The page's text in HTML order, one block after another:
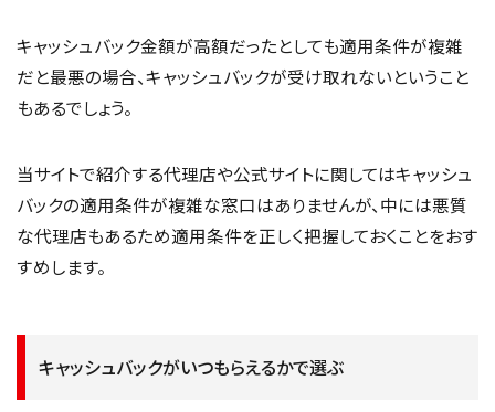
キャッシュバック金額が高額だったとしても適用条件が複雑
だと最悪の場合、キャッシュバックが受け取れないということ
もあるでしょう。
当サイトで紹介する代理店や公式サイトに関してはキャッシュ
バックの適用条件が複雑な窓口はありませんが、中には悪質
な代理店もあるため適用条件を正しく把握しておくことをおす
すめします。
キャッシュバックがいつもらえるかで選ぶ